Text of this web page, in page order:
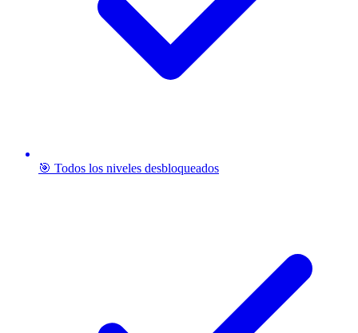
🎯 Todos los niveles desbloqueados